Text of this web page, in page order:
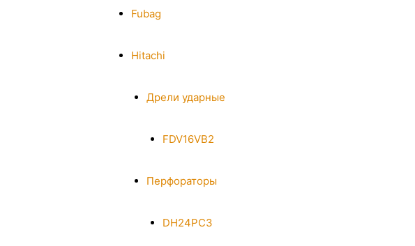
Fubag
Hitachi
Дрели ударные
FDV16VB2
Перфораторы
DH24PC3